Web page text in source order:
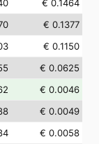
€ 0.1464
€ 0.1377
€ 0.1150
€ 0.0625
€ 0.0046
€ 0.0049
€ 0.0058